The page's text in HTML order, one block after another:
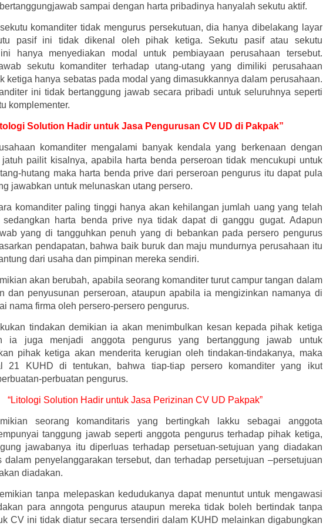
sampai dengan harta pribadinya hanyalah sekutu aktif.
komanditer tidak mengurus persekutuan, dia hanya dibelakang layar
pasif ini tidak dikenal oleh pihak ketiga. Sekutu pasif atau sekutu
hanya menyediakan modal untuk pembiayaan perusahaan tersebut.
sekutu komanditer terhadap utang-utang yang dimiliki perusahaan
ketiga hanya sebatas pada modal yang dimasukkannya dalam perusahaan.
ini tidak bertanggung jawab secara pribadi untuk seluruhnya seperti
komplementer.
Solution Hadir untuk Jasa Pengurusan CV UD di Pakpak”
komanditer mengalami banyak kendala yang berkenaan dengan
jatuh pailit kisalnya, apabila harta benda perseroan tidak mencukupi untuk
hutang maka harta benda prive dari perseroan pengurus itu dapat pula
jawabkan untuk melunaskan utang persero.
komanditer paling tinggi hanya akan kehilangan jumlah uang yang telah
sedangkan harta benda prive nya tidak dapat di ganggu gugat. Adapun
yang di tangguhkan penuh yang di bebankan pada persero pengurus
pendapatan, bahwa baik buruk dan maju mundurnya perusahaan itu
dari usaha dan pimpinan mereka sendiri.
akan berubah, apabila seorang komanditer turut campur tangan dalam
dan penyusunan perseroan, ataupun apabila ia mengizinkan namanya di
nama firma oleh persero-persero pengurus.
tindakan demikian ia akan menimbulkan kesan kepada pihak ketiga
ia juga menjadi anggota pengurus yang bertanggung jawab untuk
pihak ketiga akan menderita kerugian oleh tindakan-tindakanya, maka
21 KUHD di tentukan, bahwa tiap-tiap persero komanditer yang ikut
perbuatan pengurus.
“Litologi Solution Hadir untuk Jasa Perizinan CV UD Pakpak”
seorang komanditaris yang bertingkah lakku sebagai anggota
tanggung jawab seperti anggota pengurus terhadap pihak ketiga,
jawabanya itu diperluas terhadap persetuan-setujuan yang diadakan
dalam penyelanggarakan tersebut, dan terhadap persetujuan –persetujuan
diadakan.
tanpa melepaskan kedudukanya dapat menuntut untuk mengawasi
para anngota pengurus ataupun mereka tidak boleh bertindak tanpa
CV ini tidak diatur secara tersendiri dalam KUHD melainkan digabungkan